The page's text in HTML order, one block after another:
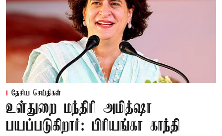
தேசிய செய்திகள்
உள்துறை மந்திரி அமித்ஷா
பயப்படுகிறார்: பிரியங்கா காந்தி